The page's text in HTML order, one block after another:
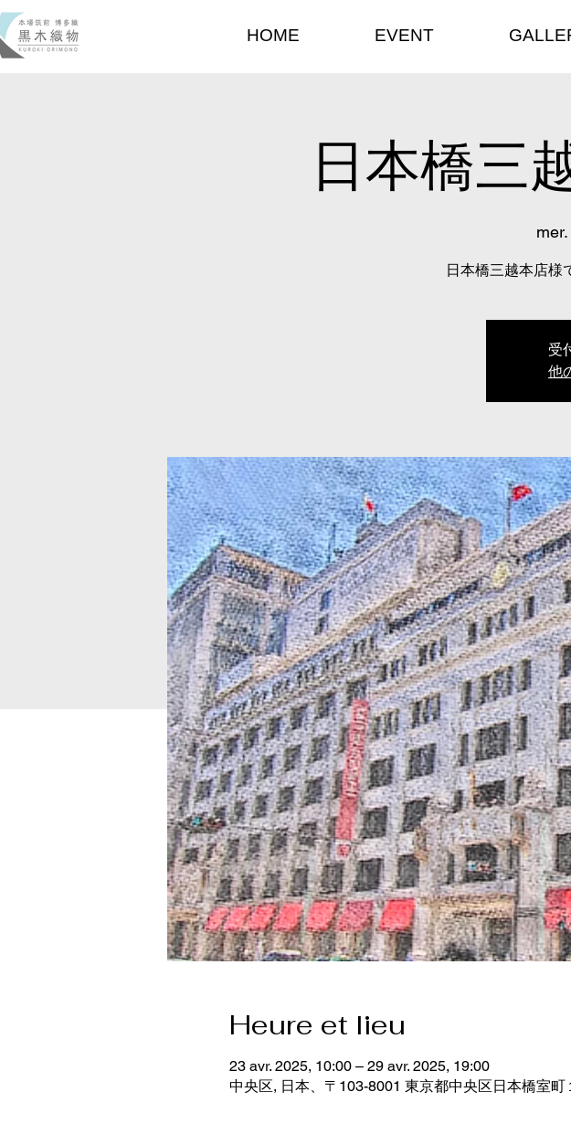
HOME EVENT
日本橋三
日本橋三越本店様
受
他
Heure et lieu
23 avr. 2025, 10:00 – 29 avr. 2025, 19:00
中央区, 日本、〒103-8001 東京都中央区日本橋室町